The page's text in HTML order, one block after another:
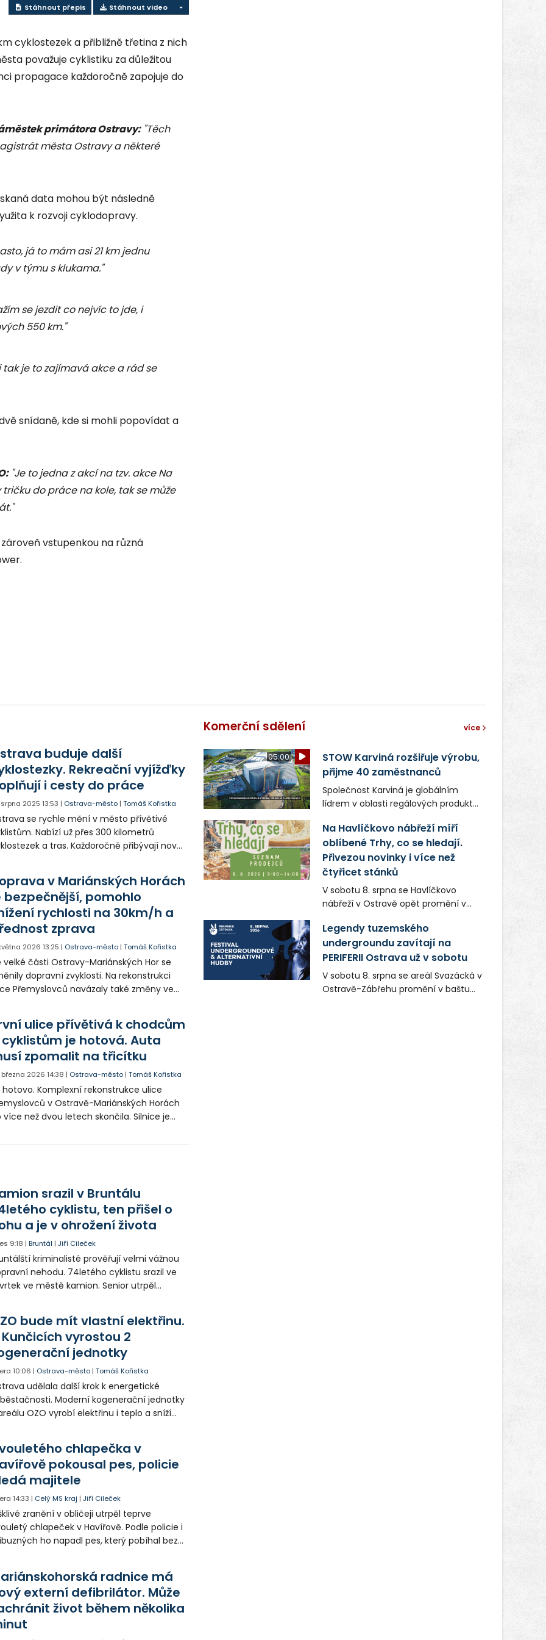
Stáhnout přepis Stáhnout video
cyklostezek a přibližně třetina z nich
považuje cyklistiku za důležitou
propagace každoročně zapojuje do
primátora Ostravy:"Těch
města Ostravy a některé
data mohou být následně
k rozvoji cyklodopravy.
já to mám asi 21 km jednu
v týmu s klukama."
se jezdit co nejvíc to jde, i
550 km."
je to zajímavá akce a rád se
snídaně, kde si mohli popovídat a
"Je to jedna z akcí na tzv. akce Na
do práce na kole, tak se může
vstupenkou na různá
buduje další
Rekreační vyjížďky
i cesty do práce
srpna 2025 13:53 | Ostrava-město |Tomáš Kořistka
se rychle mění v město přívětivé
Nabízí už přes 300 kilometrů
a tras. Každoročně přibývají nové
pro rekreační ježdění, ale aby se
dostali i do práce.
v Mariánských Horách
bezpečnější, pomohlo
rychlosti na 30km/h a
zprava
2026 13:25 | Ostrava-město |Tomáš Kořistka
velké části Ostravy-Mariánských Hor se
dopravní zvyklosti. Na rekonstrukci
Přemyslovců navázaly také změny ve
s předností zprava a i v nich
snížena rychlost. Doprava je tak klidnější
ulice přívětivá k chodcům
je hotová. Auta
zpomalit na třicítku
března 2026 14:38 | Ostrava-město |Tomáš Kořistka
hotovo. Komplexní rekonstrukce ulice
v Ostravě-Mariánských Horách
více než dvou letech skončila. Silnice je
srazil v Bruntálu
cyklistu, ten přišel o
a je v ohrožení života
9:18 |Bruntál |Jiří Cileček
kriminalisté prověřují velmi vážnou
nehodu. 74letého cyklistu srazil ve
ve městě kamion. Senior utrpěl
případné svědky.
bude mít vlastní elektřinu.
Kunčicích vyrostou 2
jednotky
10:06 | Ostrava-město |Tomáš Kořistka
udělala další krok k energetické
Moderní kogenerační jednotky
OZO vyrobí elektřinu i teplo a sníží
přímo v Kunčicích.
chlapečka v
pokousal pes, policie
majitele
14:33 | Celý MS kraj |Jiří Cileček
zranění v obličeji utrpěl teprve
chlapeček v Havířově. Podle policie i
ho napadl pes, který pobíhal bez
psa hledá.
radnice má
externí defibrilátor. Může
život během několika
Komerční sdělení více
05:00
STOW Karviná rozšiřuje výrobu,
přijme 40 zaměstnanců
Společnost Karviná je globálním
lídrem v oblasti regálových produktů
zaměstnavatelem na Karvinsku a
firmou s obrovským potenciálem.
Na Havlíčkovo nábřeží míří
oblíbené Trhy, co se hledají.
Přivezou novinky i více než
čtyřicet stánků
V sobotu 8. srpna se Havlíčkovo
nábřeží v Ostravě opět promění v
lokálních výrobků. Trhy, co se hledají
tentokrát nabídnou více než čtyřicet
pečlivě vybraných stánků s kvalitní
gastronomií, farmářskými produkty,
designem i řemeslnou tvorbou.
Návštěvníci se mohou těšit nejen na
Legendy tuzemského
undergroundu zavítají na
PERIFERII Ostrava už v sobotu
V sobotu 8. srpna se areál Svazácká v
Ostravě-Zábřehu promění v baštu